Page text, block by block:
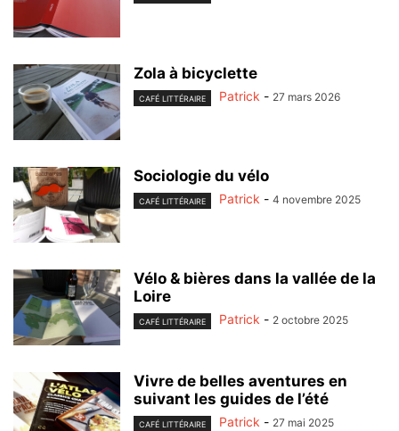
Zola à bicyclette
CAFÉ LITTÉRAIRE Patrick - 27 mars 2026
Sociologie du vélo
CAFÉ LITTÉRAIRE Patrick - 4 novembre 2025
Vélo & bières dans la vallée de la
Loire
CAFÉ LITTÉRAIRE Patrick - 2 octobre 2025
Vivre de belles aventures en
suivant les guides de l’été
CAFÉ LITTÉRAIRE Patrick - 27 mai 2025